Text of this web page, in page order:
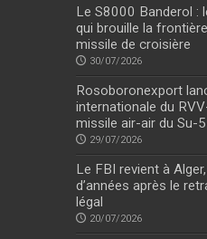
Le S8000 Banderol
qui brouille la
missile de croisière
30/07/2026
Rosoboronexport
internationale du
missile air-air du Su-
29/07/2026
Le FBI revient à
d’années après le
légal
20/07/2026